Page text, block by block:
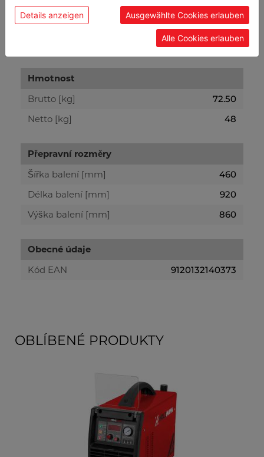
Napájení
400 V / 3 / 50 - 60Hz
15
Hmotnost
Brutto [kg]
72.50
Netto [kg]
48
Přepravní rozměry
Šířka balení [mm]
460
Délka balení [mm]
920
Výška balení [mm]
860
Obecné údaje
Kód EAN
9120132140373
OBLÍBENÉ PRODUKTY
Details anzeigen Ausgewählte Cookies erlauben
Alle Cookies erlauben